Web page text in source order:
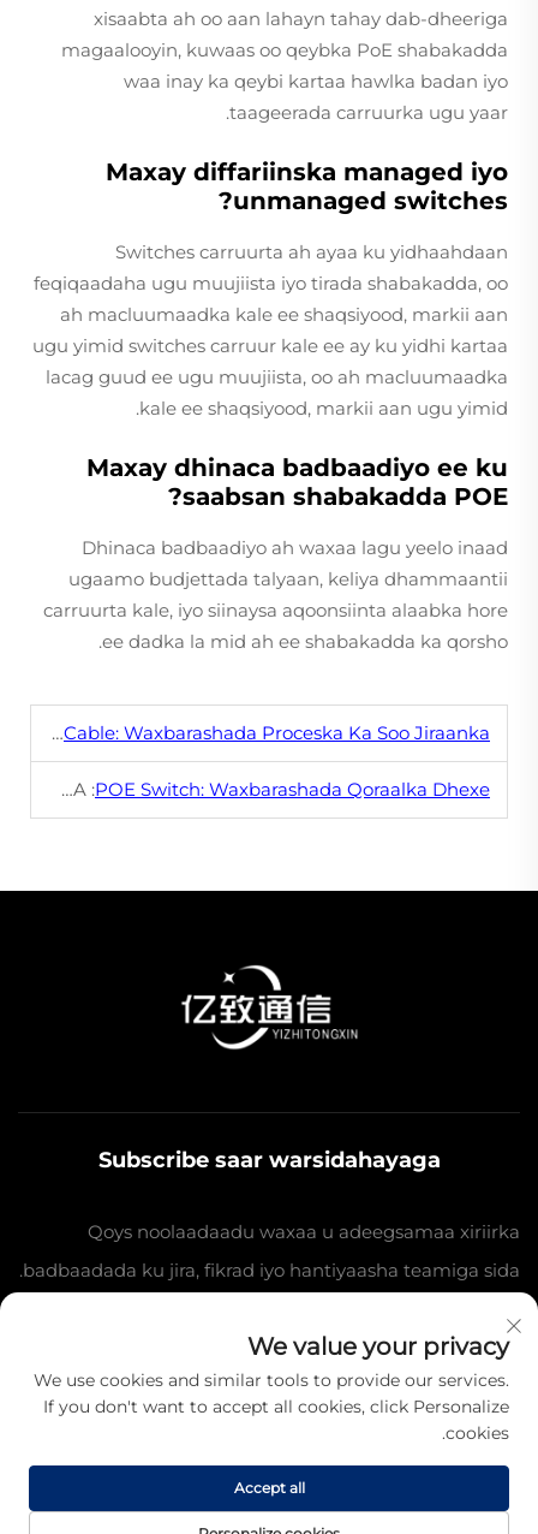
xisaabta ah oo aan lahayn tahay dab-dheeriga
magaalooyin, kuwaas oo qeybka PoE shabakadda
waa inay ka qeybi kartaa hawlka badan iyo
taageerada carruurka ugu yaar.
Maxay diffariinska managed iyo
unmanaged switches?
Switches carruurta ah ayaa ku yidhaahdaan
feqiqaadaha ugu muujiista iyo tirada shabakadda, oo
ah macluumaadka kale ee shaqsiyood, markii aan
ugu yimid switches carruur kale ee ay ku yidhi kartaa
lacag guud ee ugu muujiista, oo ah macluumaadka
kale ee shaqsiyood, markii aan ugu yimid.
Maxay dhinaca badbaadiyo ee ku
saabsan shabakadda POE?
Dhinaca badbaadiyo ah waxaa lagu yeelo inaad
ugaamo budjettada talyaan, keliya dhammaantii
carruurta kale, iyo siinaysa aqoonsiinta alaabka hore
ee dadka la mid ah ee shabakadda ka qorsho.
Drop Cable: Waxbarashada Proceska Ka Soo Jiraanka
XIGA : POE Switch: Waxbarashada Qoraalka Dhexe
Subscribe saar warsidahayaga
Qoys noolaadaadu waxaa u adeegsamaa xiriirka
badbaadada ku jira, fikrad iyo hantiyaasha teamiga sida.
Hawsha da'da © 2025 Jiangsu Yizhi Telecommunication
Technology Co., Ltd. Fursadaha koodka ah oo kale. -
Siyasetka Fararida
We value your privacy
We use cookies and similar tools to provide our services.
If you don't want to accept all cookies, click Personalize
cookies.
Accept all